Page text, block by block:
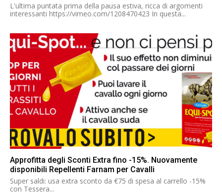
L'ultima puntata prima della pausa estiva, ricca di argomenti
interessanti https://vimeo.com/1208470423 In questa...
Approfitta degli Sconti Extra fino -15%. Nuovamente
disponibili Repellenti Farnam per Cavalli
Super saldi: usa extra sconto da €75 di spesa al carrello -15%
con Tessera...